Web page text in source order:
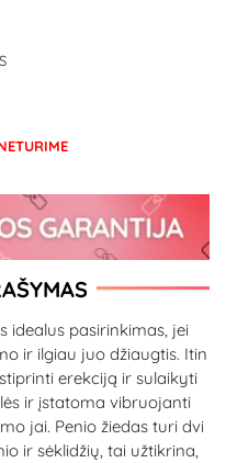
idealus pasirinkimas, jei
ir ilgiau juo džiaugtis. Itin
erekciją ir sulaikyti
ir įstatoma vibruojanti
jai. Penio žiedas turi dvi
ir sėklidžių, tai užtikrina,